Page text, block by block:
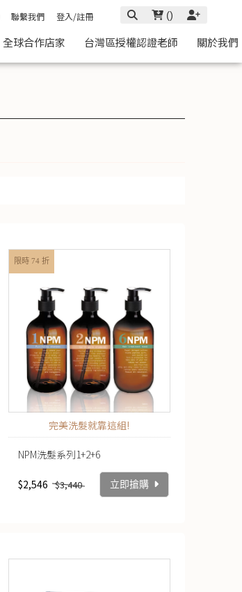
聯繫我們 登入/註冊 ()
全球合作店家 台灣區授權認證老師 關於我們
限時 74 折
完美洗髮就靠這組!
NPM洗髮系列1+2+6
$2,546 $3,440 立即搶購